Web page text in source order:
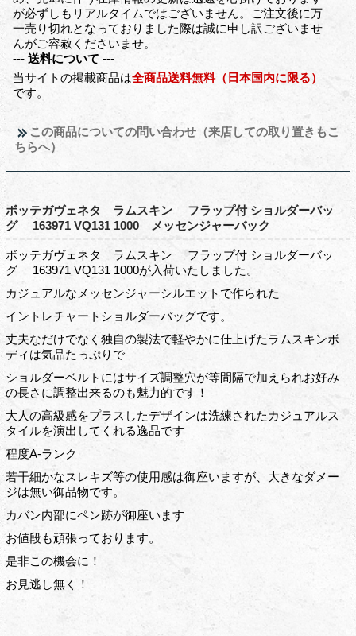
が必ずしもリアルタイムではございません。ご注文後に万
一売り切れとなっておりました際は誠に申し訳ございませ
んがご容赦くださいませ。
--- 送料について ---
当サイトの掲載商品は全商品送料無料（日本国内に限る）
です。
この商品についての問い合わせ（来店しての取り置きもこ
ちらへ）
ボッテガヴェネタ ラムスキン フラップ付 ショルダーバッ
グ 163971 VQ131 1000 メッセンジャーバック
ボッテガヴェネタ ラムスキン フラップ付 ショルダーバッ
グ 163971 VQ131 1000が入荷いたしました。
カジュアルなメッセンジャーシルエットで作られた
イントレチャートショルダーバッグです。
丈夫なだけでなく独自の製法で軽やかに仕上げたラムスキンボ
ディは気品たっぷりで
ショルダーベルトにはサイズ調整穴が等間隔で加えられお好み
の長さに調整出来るのも魅力的です！
大人の高級感をプラスしたデザインは洗練されたカジュアルス
タイルを演出してくれる逸品です
程度A-ランク
若干細かなスレキズ等の使用感は御座いますが、大きなダメー
ジは無い御品物です。
カバン内部にペン跡が御座います
お値段も頑張っております。
是非この機会に！
お見逃し無く！